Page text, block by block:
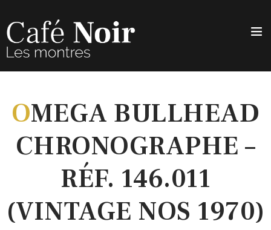
OMEGA BULLHEAD
CHRONOGRAPHE –
RÉF. 146.011
(VINTAGE NOS 1970)